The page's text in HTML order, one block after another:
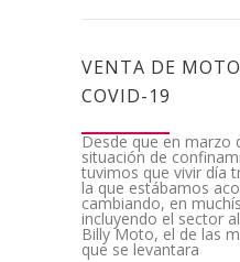
VENTA DE
COVID-19
Desde que en marzo
situación de
tuvimos que vivir día
la que estábamos
cambiando, en
incluyendo el sector
Billy Moto, el de las
que se levantara